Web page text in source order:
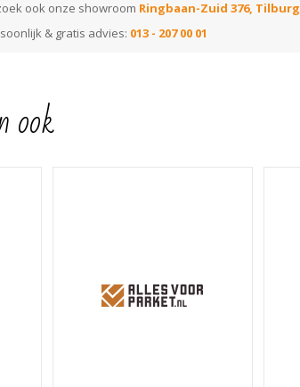
ook onze showroom Ringbaan-Zuid 376, Tilburg
& gratis advies: 013 - 207 00 01
ook